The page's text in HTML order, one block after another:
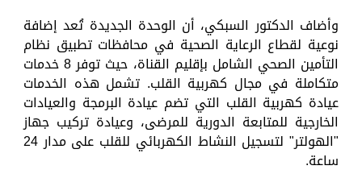
وأضاف الدكتور السبكي، أن الوحدة الجديدة تُعد إضافة
نوعية لقطاع الرعاية الصحية في محافظات تطبيق نظام
التأمين الصحي الشامل بإقليم القناة، حيث توفر 8 خدمات
متكاملة في مجال كهربية القلب. تشمل هذه الخدمات
عيادة كهربية القلب التي تضم عيادة البرمجة والعيادات
الخارجية للمتابعة الدورية للمرضى، وعيادة تركيب جهاز
"الهولتر" لتسجيل النشاط الكهربائي للقلب على مدار 24
ساعة.